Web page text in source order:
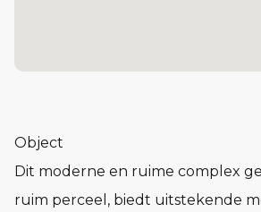
Object
Dit moderne en ruime complex
ruim perceel, biedt uitstekende